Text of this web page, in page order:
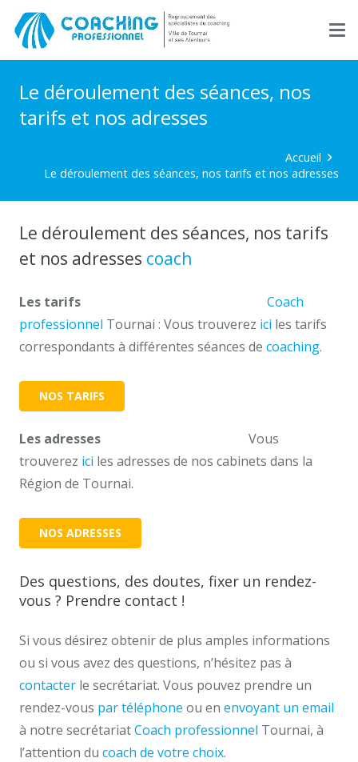
Le déroulement des séances, nos
tarifs et nos adresses
Accueil
Le déroulement des séances, nos tarifs et nos adresses
Le déroulement des séances, nos tarifs
et nos adresses coach
Les tarifs
Coach
professionnel Tournai : Vous trouverez ici les tarifs
correspondants à différentes séances de coaching.
NOS TARIFS
Les adresses
Vous
trouverez ici les adresses de nos cabinets dans la
Région de Tournai.
NOS ADRESSES
Des questions, des doutes, fixer un rendez-
vous ? Prendre contact !
Si vous désirez obtenir de plus amples informations
ou si vous avez des questions, n’hésitez pas à
contacter le secrétariat. Vous pouvez prendre un
rendez-vous par téléphone ou en envoyant un email
à notre secrétariatCoach professionnel Tournai, à
l’attention du coach de votre choix.